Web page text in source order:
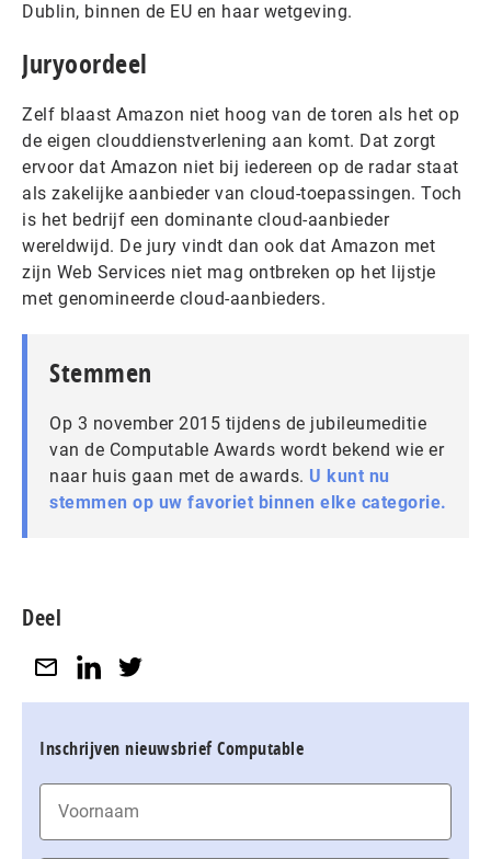
Dublin, binnen de EU en haar wetgeving.
Juryoordeel
Zelf blaast Amazon niet hoog van de toren als het op
de eigen clouddienstverlening aan komt. Dat zorgt
ervoor dat Amazon niet bij iedereen op de radar staat
als zakelijke aanbieder van cloud-toepassingen. Toch
is het bedrijf een dominante cloud-aanbieder
wereldwijd. De jury vindt dan ook dat Amazon met
zijn Web Services niet mag ontbreken op het lijstje
met genomineerde cloud-aanbieders.
Stemmen
Op 3 november 2015 tijdens de jubileumeditie
van de Computable Awards wordt bekend wie er
naar huis gaan met de awards. U kunt nu
stemmen op uw favoriet binnen elke categorie.
Deel
Inschrijven nieuwsbrief Computable